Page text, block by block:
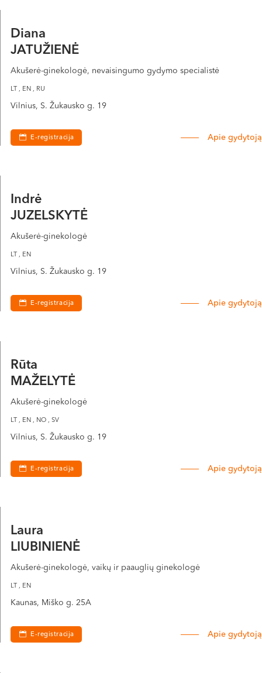
Diana
JATUŽIENĖ
Akušerė-ginekologė, nevaisingumo gydymo specialistė
LT , EN , RU
Vilnius, S. Žukausko g. 19
E-registracija Apie gydytoją
Indrė
JUZELSKYTĖ
Akušerė-ginekologė
LT , EN
Vilnius, S. Žukausko g. 19
E-registracija Apie gydytoją
Rūta
MAŽELYTĖ
Akušerė-ginekologė
LT , EN , NO , SV
Vilnius, S. Žukausko g. 19
E-registracija Apie gydytoją
Laura
LIUBINIENĖ
Akušerė-ginekologė, vaikų ir paauglių ginekologė
LT , EN
Kaunas, Miško g. 25A
E-registracija Apie gydytoją